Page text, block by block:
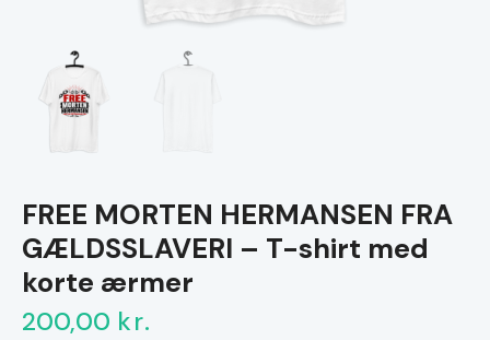
FREE MORTEN HERMANSEN FRA
GÆLDSSLAVERI – T-shirt med
korte ærmer
200,00 kr.